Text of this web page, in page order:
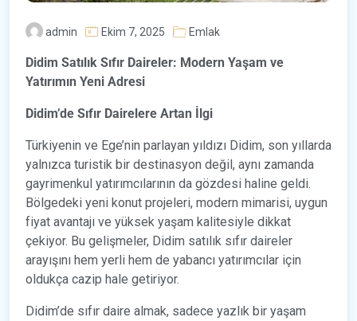
admin Ekim 7, 2025 Emlak
Didim Satılık Sıfır Daireler: Modern Yaşam ve
Yatırımın Yeni Adresi
Didim’de Sıfır Dairelere Artan İlgi
Türkiyenin ve Ege’nin parlayan yıldızı Didim, son yıllarda
yalnızca turistik bir destinasyon değil, aynı zamanda
gayrimenkul yatırımcılarının da gözdesi haline geldi.
Bölgedeki yeni konut projeleri, modern mimarisi, uygun
fiyat avantajı ve yüksek yaşam kalitesiyle dikkat
çekiyor. Bu gelişmeler, Didim satılık sıfır daireler
arayışını hem yerli hem de yabancı yatırımcılar için
oldukça cazip hale getiriyor.
Didim’de sıfır daire almak, sadece yazlık bir yaşam